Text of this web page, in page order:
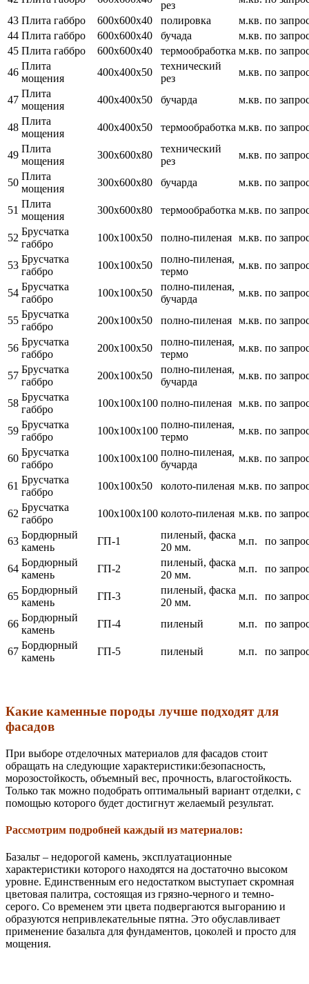
рез
43 Плита габбро 600х600х40 полировка м.кв. по
44 Плита габбро 600х600х40 бучада м.кв. по
45 Плита габбро 600х600х40 термообработка м.кв. по
46
Плита
мощения
400х400х50
технический
рез
м.кв. по
47
Плита
мощения
400х400х50 бучарда м.кв. по
48
Плита
мощения
400х400х50 термообработка м.кв. по
49
Плита
мощения
300х600х80
технический
рез
м.кв. по
50
Плита
мощения
300х600х80 бучарда м.кв. по
51
Плита
мощения
300х600х80 термообработка м.кв. по
52
Брусчатка
габбро
100х100х50 полно-пиленая м.кв. по
53
Брусчатка
габбро
100х100х50
полно-пиленая,
термо
м.кв. по
54
Брусчатка
габбро
100х100х50
полно-пиленая,
бучарда
м.кв. по
55
Брусчатка
габбро
200х100х50 полно-пиленая м.кв. по
56
Брусчатка
габбро
200х100х50
полно-пиленая,
термо
м.кв. по
57
Брусчатка
габбро
200х100х50
полно-пиленая,
бучарда
м.кв. по
58
Брусчатка
габбро
100х100х100 полно-пиленая м.кв. по
59
Брусчатка
габбро
100х100х100
полно-пиленая,
термо
м.кв. по
60
Брусчатка
габбро
100х100х100
полно-пиленая,
бучарда
м.кв. по
61
Брусчатка
габбро
100х100х50 колото-пиленая м.кв. по
62
Брусчатка
габбро
100х100х100 колото-пиленая м.кв. по
63
Бордюрный
камень
ГП-1
пиленый, фаска
20 мм.
м.п. по
64
Бордюрный
камень
ГП-2
пиленый, фаска
20 мм.
м.п. по
65
Бордюрный
камень
ГП-3
пиленый, фаска
20 мм.
м.п. по
66
Бордюрный
камень
ГП-4 пиленый м.п. по
67
Бордюрный
камень
ГП-5 пиленый м.п. по
Какие каменные породы лучше подходят для
фасадов
При выборе отделочных материалов для фасадов стоит
обращать на следующие характеристики:безопасность,
морозостойкость, объемный вес, прочность, влагостойкость.
Только так можно подобрать оптимальный вариант отделки, с
помощью которого будет достигнут желаемый результат.
Рассмотрим подробней каждый из материалов:
Базальт – недорогой камень, эксплуатационные
характеристики которого находятся на достаточно высоком
уровне. Единственным его недостатком выступает скромная
цветовая палитра, состоящая из грязно-черного и темно-
серого. Со временем эти цвета подвергаются выгоранию и
образуются непривлекательные пятна. Это обуславливает
применение базальта для фундаментов, цоколей и просто для
мощения.